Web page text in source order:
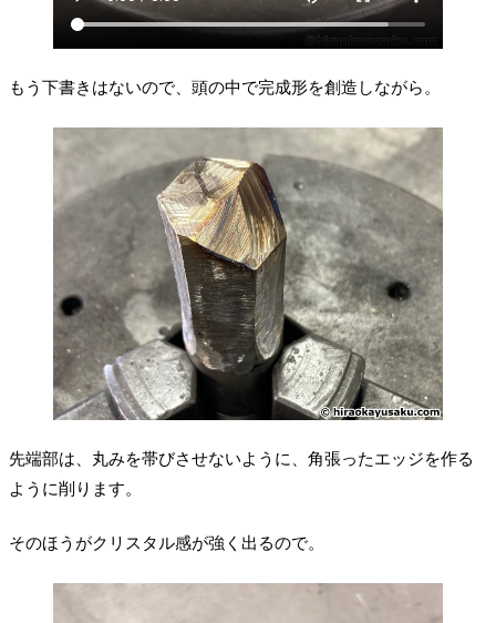
もう下書きはないので、頭の中で完成形を創造しながら。
先端部は、丸みを帯びさせないように、角張ったエッジを作る
ように削ります。
そのほうがクリスタル感が強く出るので。